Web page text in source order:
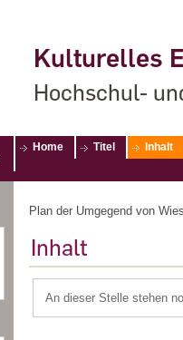
Kulturelles
Hochschul-
Home Titel Inhalt
Plan der Umgegend von
Inhalt
An dieser Stelle stehen